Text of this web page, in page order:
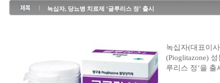
녹십자, 당뇨병 치료제 ‘글루리스 정’ 출시
녹십자(대표이
(Pioglitazone)
루리스 정’을 출